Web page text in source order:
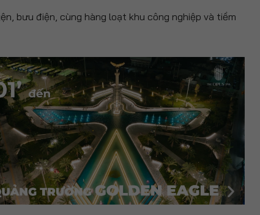
bưu điện, cùng hàng loạt khu công nghiệp và tiềm